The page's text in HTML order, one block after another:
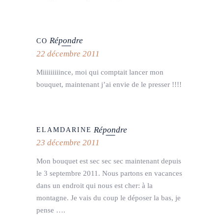
CO Répondre
22 décembre 2011
Miiiiiiiiince, moi qui comptait lancer mon
bouquet, maintenant j’ai envie de le presser !!!!
ELAMDARINE Répondre
23 décembre 2011
Mon bouquet est sec sec sec maintenant depuis
le 3 septembre 2011. Nous partons en vacances
dans un endroit qui nous est cher: à la
montagne. Je vais du coup le déposer la bas, je
pense ….